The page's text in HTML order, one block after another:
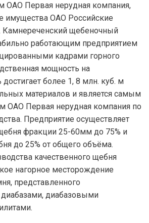
ОАО Первая нерудная компания,
имущества ОАО Российские
щебеночный
работающим предприятием
кадрами горного
мощность на
более 1, 8 млн. куб. м
материалов и является самым
Первая нерудная компания по
Предприятие осуществляет
фракции 25-60мм до 75% и
до 25% от общего объёма.
качественного щебня
нагорное месторождение
представленного
диабазовыми